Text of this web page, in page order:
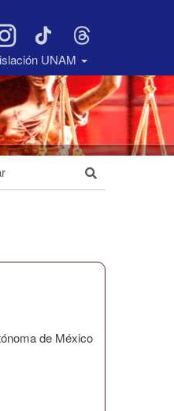
UNAM
de México